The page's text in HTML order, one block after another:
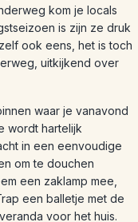
kom je locals
is zijn ze druk
ook eens, het is toch
uitkijkend over
waar je vanavond
wordt hartelijk
in een eenvoudige
om te douchen
een zaklamp mee,
een balletje met de
voor het huis.